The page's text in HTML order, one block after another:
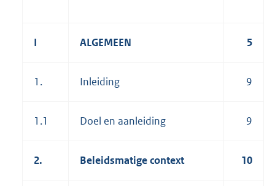
I ALGEMEEN 5
1. Inleiding 9
1.1 Doel en aanleiding 9
2. Beleidsmatige context 10